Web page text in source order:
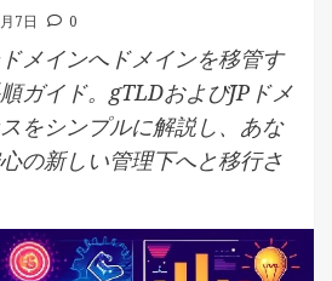
7日 0
メインへドメインを移管す
ガイド。gTLDおよびJPドメ
をシンプルに解説し、あな
の新しい管理下へと移行さ